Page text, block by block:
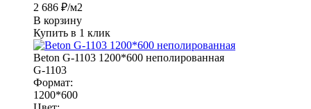
2 686 ₽/м2
В корзину
Купить в 1 клик
Beton G-1103 1200*600 неполированная
G-1103
Формат:
1200*600